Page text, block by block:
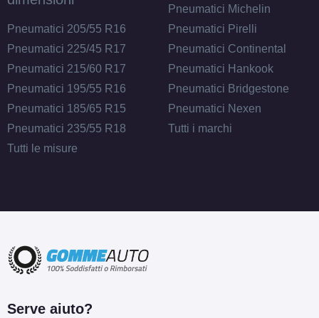
Pneumatici 205/55 R16
Pneumatici 225/45 R17
Pneumatici 215/60 R17
Pneumatici 195/55 R16
Pneumatici 185/65 R15
Pneumatici 235/55 R18
Tutti le misure
Pneumatici Michelin
Pneumatici Pirelli
Pneumatici Continental
Pneumatici Hankook
Pneumatici Bridgestone
Pneumatici Nexen
Tutti i marchi
Serve aiuto?